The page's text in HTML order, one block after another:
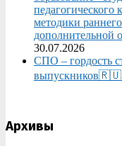
педагогического
методики
дополнительной
30.07.2026
СПО – гордость
выпускников🇷🇺
Архивы